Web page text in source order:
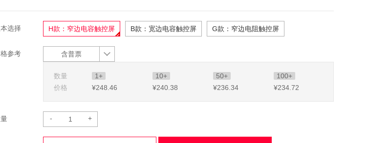
选择 H款：窄边电容触控屏 B款：宽边电容触控屏 G款：窄边电阻触控屏
参考 含普票
数量 1+ 10+ 50+
100+
价格
¥248 .46 ¥240 .38 ¥236 .34 ¥234 .72
- +